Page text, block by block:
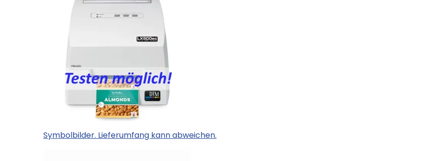
Symbolbilder. Lieferumfang kann abweichen.